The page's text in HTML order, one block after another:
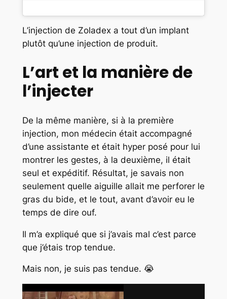
L’injection de Zoladex a tout d’un implant
plutôt qu’une injection de produit.
L’art et la manière de
l’injecter
De la même manière, si à la première
injection, mon médecin était accompagné
d’une assistante et était hyper posé pour lui
montrer les gestes, à la deuxième, il était
seul et expéditif. Résultat, je savais non
seulement quelle aiguille allait me perforer le
gras du bide, et le tout, avant d’avoir eu le
temps de dire ouf.
Il m’a expliqué que si j’avais mal c’est parce
que j’étais trop tendue.
Mais non, je suis pas tendue. 😭